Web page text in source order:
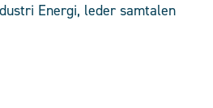
Energi, leder samtalen